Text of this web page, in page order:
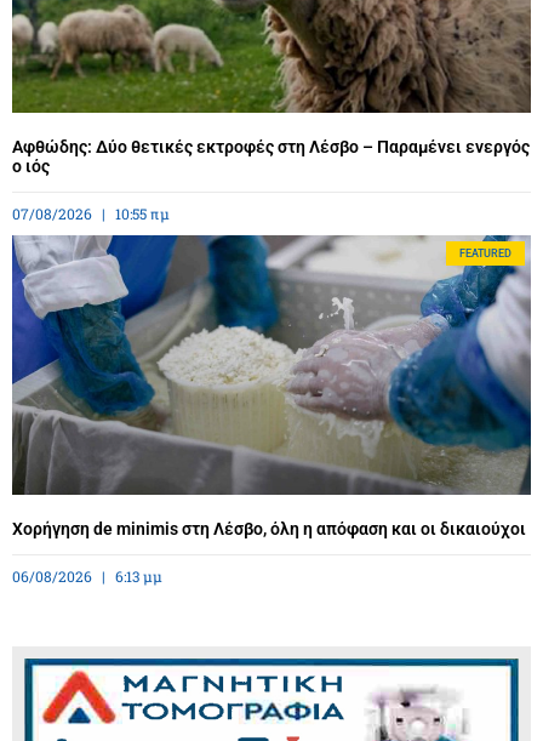
Αφθώδης: Δύο θετικές εκτροφές στη Λέσβο – Παραμένει ενεργός
ο ιός
07/08/2026 10:55 πμ
FEATURED
Χορήγηση de minimis στη Λέσβο, όλη η απόφαση και οι δικαιούχοι
06/08/2026 6:13 μμ